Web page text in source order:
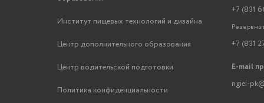
Институт пищевых технологий и дизайна
Центр дополнительного образования
Центр водительской подготовки
Политика конфиденциальности
+7 (831
+7 (831
E-mail
ngiei-